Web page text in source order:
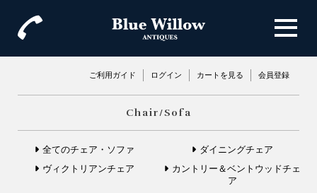
ご利用ガイド ログイン カートを見る 会員登録
Chair/Sofa
全てのチェア・ソファ
ダイニングチェア
ヴィクトリアンチェア
カントリー＆ベントウッドチェ
ア